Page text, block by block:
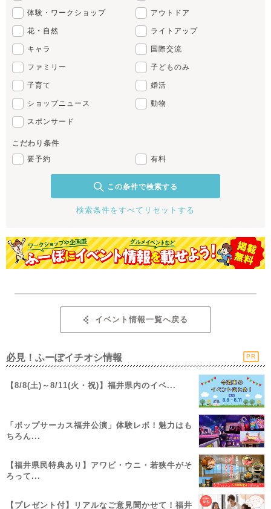
体験・ワークショップ アウトドア
花・自然 ライトアップ
キャラ 国際交流
ファミリー 子どものみ
子育て 婚活
ショップニュース 動物
スポンサード
こだわり条件
要予約
有料
この条件で検索する
検索条件をすべてリセットする
イベント情報一覧へ戻る
必見！ふーぽイチオシ情報 PR
【8/8(土)～8/11(火・祝)】福井県内のイベ...
「ポップサーカス福井公演」体験レポ！魅力はも
ちろん...
【福井県民特典あり】アワビ・ウニ・若狭牛がそ
ろって...
【プレゼント付】リアルなご意見聞かせて！福井